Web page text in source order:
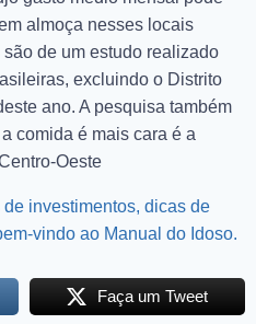
almoça nesses locais
de um estudo realizado
excluindo o Distrito
ano. A pesquisa também
comida é mais cara é a
Oeste
de investimentos, dicas de
vindo ao Manual do Idoso.
Faça um Tweet